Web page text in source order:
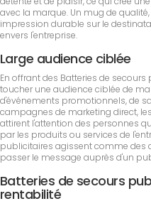
avec la marque. Un mug de
impression durable sur le
envers l'entreprise.
Large audience ciblée
En offrant des Batteries de
toucher une audience ciblée de
d'événements promotionnels, de
campagnes de marketing direct,
attirent l'attention des personnes
par les produits ou services de
publicitaires agissent comme des
passer le message auprès d'un
Batteries de secours
rentabilité